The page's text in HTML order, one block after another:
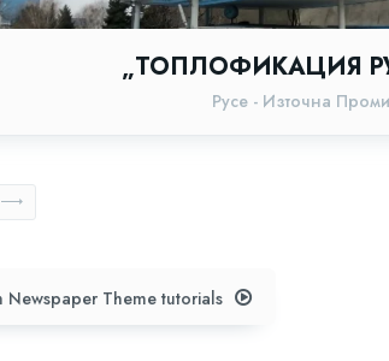
„ТОПЛОФИКАЦИЯ
Русе - Източна
Newspaper Theme tutorials